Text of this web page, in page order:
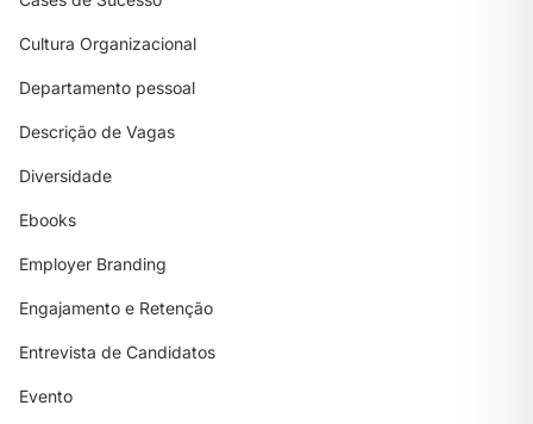
Cultura Organizacional
Departamento pessoal
Descrição de Vagas
Diversidade
Ebooks
Employer Branding
Engajamento e Retenção
Entrevista de Candidatos
Evento